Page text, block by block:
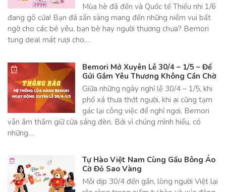
Mùa hè đã đến và Quốc tế Thiếu nhi 1/6
đang gõ cửa! Bạn đã sẵn sàng mang đến những niềm vui bất
ngờ cho các bé yêu, bạn bè hay người thương chưa? Bemori
tung deal mát rượi cho…
Bemori Mở Xuyên Lễ 30/4 – 1/5 – Để
Gửi Gắm Yêu Thương Không Cần Chờ
Giữa những ngày nghỉ lễ 30/4 – 1/5, khi
phố xá thưa thớt người, khi ai cũng tạm
gác lại công việc để nghỉ ngơi, Bemori
vẫn âm thầm giữ cửa sáng đèn. Bởi vì chúng mình hiểu, có
những…
Tự Hào Việt Nam Cùng Gấu Bông Áo
Cờ Đỏ Sao Vàng
Mỗi dịp 30/4 đến gần, lòng người Việt lại